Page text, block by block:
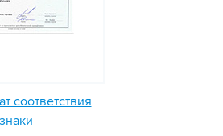
соответствия
знаки